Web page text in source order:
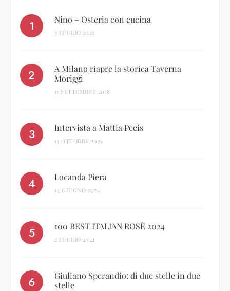
Nino – Osteria con cucina
3 LUGLIO 2025
A Milano riapre la storica Taverna
Moriggi
17 SETTEMBRE 2018
Intervista a Mattia Pecis
13 OTTOBRE 2024
Locanda Piera
19 GIUGNO 2024
100 BEST ITALIAN ROSÈ 2024
2 LUGLIO 2024
Giuliano Sperandio: di due stelle in due
stelle